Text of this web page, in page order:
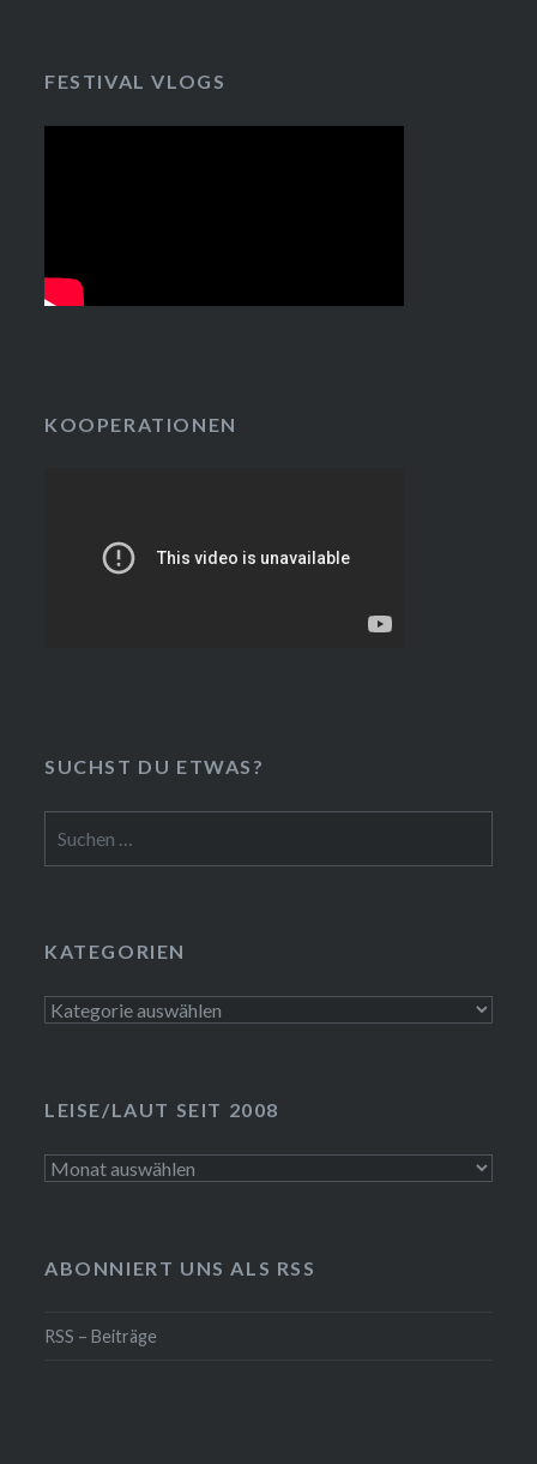
FESTIVAL VLOGS
KOOPERATIONEN
SUCHST DU ETWAS?
nach:
KATEGORIEN
Kategorien
LEISE/LAUT SEIT 2008
LEISE/laut
ABONNIERT UNS ALS RSS
RSS – Beiträge